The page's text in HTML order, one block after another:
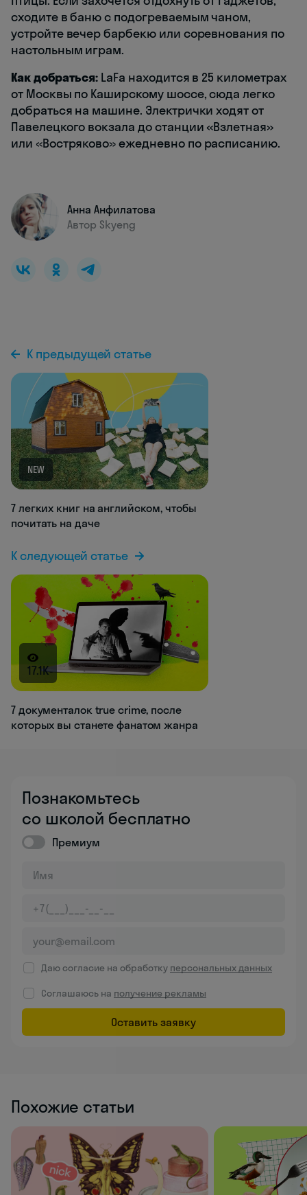
сходите в баню с подогреваемым чаном,
устройте вечер барбекю или соревнования по
настольным играм.
Как добраться: LaFa находится в 25 километрах
от Москвы по Каширскому шоссе, сюда легко
добраться на машине. Электрички ходят от
Павелецкого вокзала до станции «Взлетная»
или «Востряково» ежедневно по расписанию.
Анна Анфилатова
Автор Skyeng
К предыдущей статье
NEW
7 легких книг на английском, чтобы
почитать на даче
К следующей статье
17.1K
7 документалок true crime, после
которых вы станете фанатом жанра
Познакомьтесь
со школой бесплатно
Премиум
Даю согласие на обработку персональных данных
Соглашаюсь на получение рекламы
Оставить заявку
Похожие статьи